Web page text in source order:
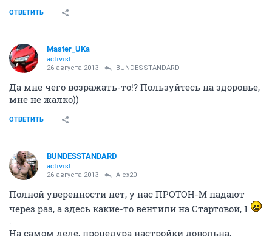
ОТВЕТИТЬ
Master_UKa
activist
26 августа 2013 BUNDESSTANDARD
Да мне чего возражать-то!? Пользуйтесь на здоровье,
мне не жалко))
ОТВЕТИТЬ
BUNDESSTANDARD
activist
26 августа 2013 Alex20
Полной уверенности нет, у нас ПРОТОН-М падают
через раз, а здесь какие-то вентили на Стартовой, 1
.
На самом деле, процедура настройки довольна,